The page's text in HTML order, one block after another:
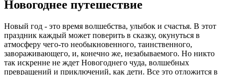
Новогоднее путешествие
Новый год - это время волшебства, улыбок и счастья. В этот
праздник каждый может поверить в сказку, окунуться в
атмосферу чего-то необыкновенного, таинственного,
завораживающего, и, конечно же, незабываемого. Но никто
так искренне не ждет Новогоднего чуда, волшебных
превращений и приключений, как дети. Все это отложится в